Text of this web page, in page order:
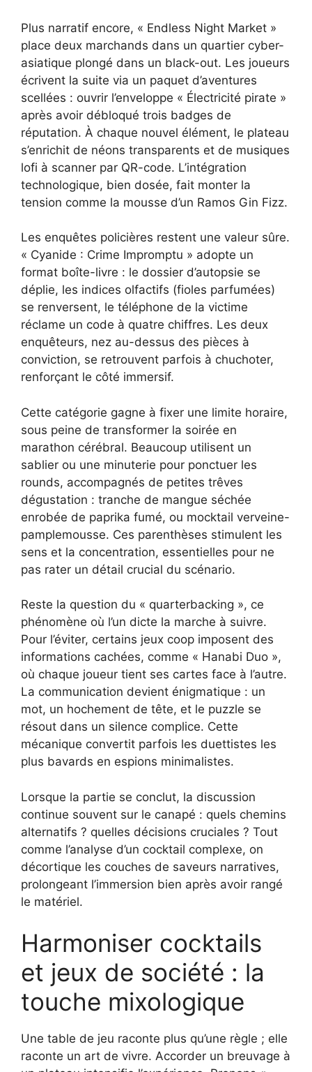
Plus narratif encore, « Endless Night Market »
place deux marchands dans un quartier cyber-
asiatique plongé dans un black-out. Les joueurs
écrivent la suite via un paquet d’aventures
scellées : ouvrir l’enveloppe « Électricité pirate »
après avoir débloqué trois badges de
réputation. À chaque nouvel élément, le plateau
s’enrichit de néons transparents et de musiques
lofi à scanner par QR-code. L’intégration
technologique, bien dosée, fait monter la
tension comme la mousse d’un Ramos Gin Fizz.
Les enquêtes policières restent une valeur sûre.
« Cyanide : Crime Impromptu » adopte un
format boîte-livre : le dossier d’autopsie se
déplie, les indices olfactifs (fioles parfumées)
se renversent, le téléphone de la victime
réclame un code à quatre chiffres. Les deux
enquêteurs, nez au-dessus des pièces à
conviction, se retrouvent parfois à chuchoter,
renforçant le côté immersif.
Cette catégorie gagne à fixer une limite horaire,
sous peine de transformer la soirée en
marathon cérébral. Beaucoup utilisent un
sablier ou une minuterie pour ponctuer les
rounds, accompagnés de petites trêves
dégustation : tranche de mangue séchée
enrobée de paprika fumé, ou mocktail verveine-
pamplemousse. Ces parenthèses stimulent les
sens et la concentration, essentielles pour ne
pas rater un détail crucial du scénario.
Reste la question du « quarterbacking », ce
phénomène où l’un dicte la marche à suivre.
Pour l’éviter, certains jeux coop imposent des
informations cachées, comme « Hanabi Duo »,
où chaque joueur tient ses cartes face à l’autre.
La communication devient énigmatique : un
mot, un hochement de tête, et le puzzle se
résout dans un silence complice. Cette
mécanique convertit parfois les duettistes les
plus bavards en espions minimalistes.
Lorsque la partie se conclut, la discussion
continue souvent sur le canapé : quels chemins
alternatifs ? quelles décisions cruciales ? Tout
comme l’analyse d’un cocktail complexe, on
décortique les couches de saveurs narratives,
prolongeant l’immersion bien après avoir rangé
le matériel.
Harmoniser cocktails
et jeux de société : la
touche mixologique
Une table de jeu raconte plus qu’une règle ; elle
raconte un art de vivre. Accorder un breuvage à